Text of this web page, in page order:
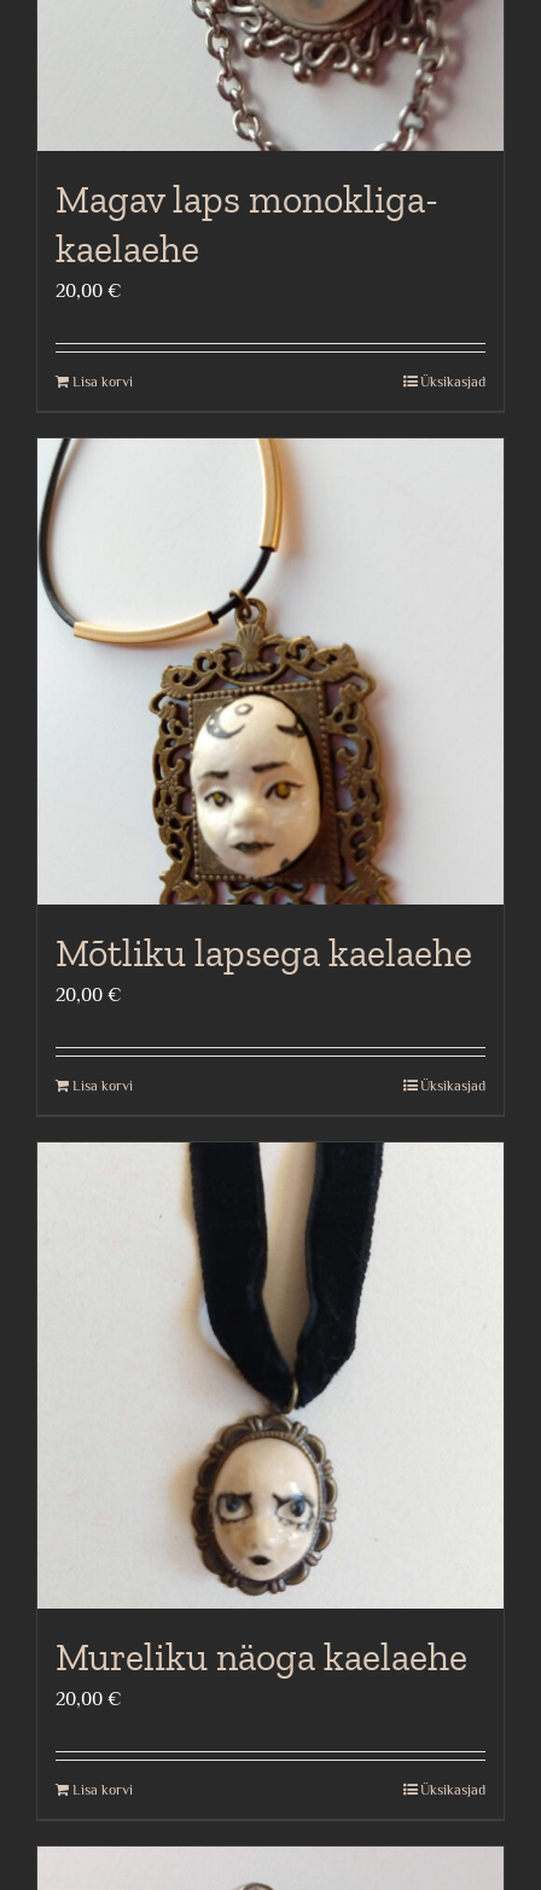
Magav laps monokliga-
kaelaehe
20,00 €
Lisa korvi Üksikasjad
Mõtliku lapsega kaelaehe
20,00 €
Lisa korvi Üksikasjad
Mureliku näoga kaelaehe
20,00 €
Lisa korvi Üksikasjad